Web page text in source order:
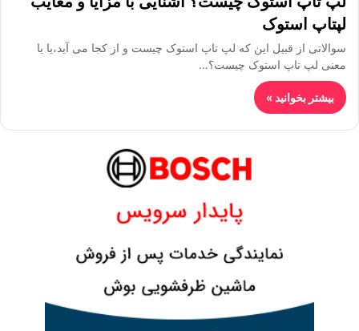
لپتاپ استوک
سوالاتی از قبیل این که لپ تاپ استوک چیست و از کجا می آید،یا یا
معنی لپ تاپ استوک چیست؟…
بیشتر بخوانید »